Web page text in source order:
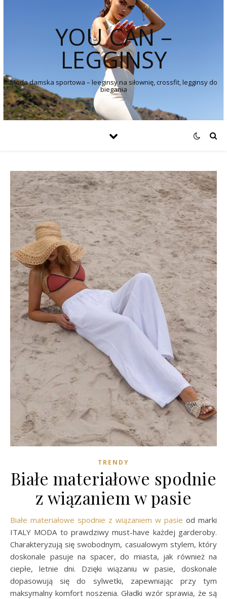
YOU CAN –
LEGGINSY
Moda damska sportowa – leeginsy na siłownię, crossfit, legginsy do
biegania
TRENDY
Białe materiałowe spodnie
z wiązaniem w pasie
Białe materiałowe spodnie z wiązaniem w pasie od marki
ITALY MODA to prawdziwy must-have każdej garderoby.
Charakteryzują się swobodnym, casualowym stylem, który
doskonale pasuje na spacer, do miasta, jak również na
ciepłe, letnie dni. Dzięki wiązaniu w pasie, doskonale
dopasowują się do sylwetki, zapewniając przy tym
maksymalny komfort noszenia. Gładki wzór sprawia, że są